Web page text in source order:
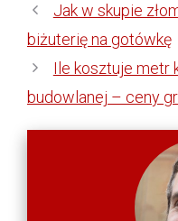
Jak w skupie
biżuterię na gotówkę
Ile kosztuje metr
budowlanej – ceny